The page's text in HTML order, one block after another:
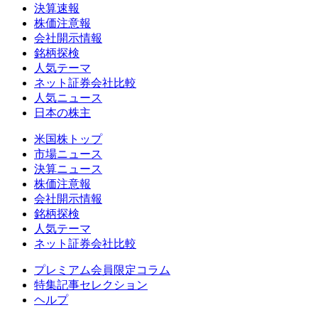
決算速報
株価注意報
会社開示情報
銘柄探検
人気テーマ
ネット証券会社比較
人気ニュース
日本の株主
米国株トップ
市場ニュース
決算ニュース
株価注意報
会社開示情報
銘柄探検
人気テーマ
ネット証券会社比較
プレミアム会員限定コラム
特集記事セレクション
ヘルプ